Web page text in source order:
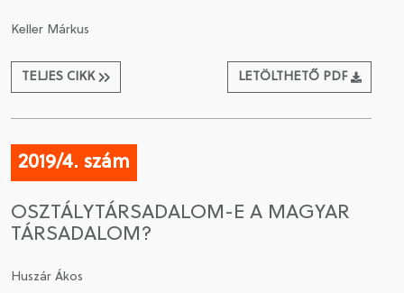
Keller Márkus
TELJES CIKK LETÖLTHETŐ PDF
2019/4. szám
OSZTÁLYTÁRSADALOM-E A MAGYAR
TÁRSADALOM?
Huszár Ákos